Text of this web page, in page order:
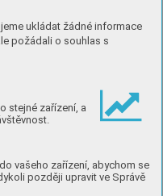
ukládat žádné informace
požádali o souhlas s
stejné zařízení, a
vašeho zařízení, abychom se
později upravit ve Správě